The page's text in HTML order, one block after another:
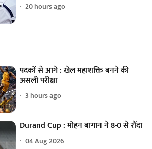
20 hours ago
पदकों से आगे : खेल महाशक्ति बनने की
असली परीक्षा
3 hours ago
Durand Cup : मोहन बागान ने 8-0 से रौंदा
04 Aug 2026